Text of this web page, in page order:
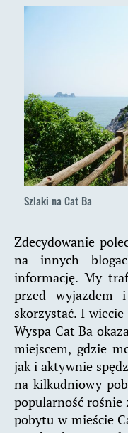
Szlaki na Cat Ba
Zdecydowanie
na innych
informację. My
przed wyjazdem
skorzystać. I
Wyspa Cat Ba
miejscem, gdzie
jak i aktywnie
na kilkudniowy
popularność rośnie
pobytu w mieście